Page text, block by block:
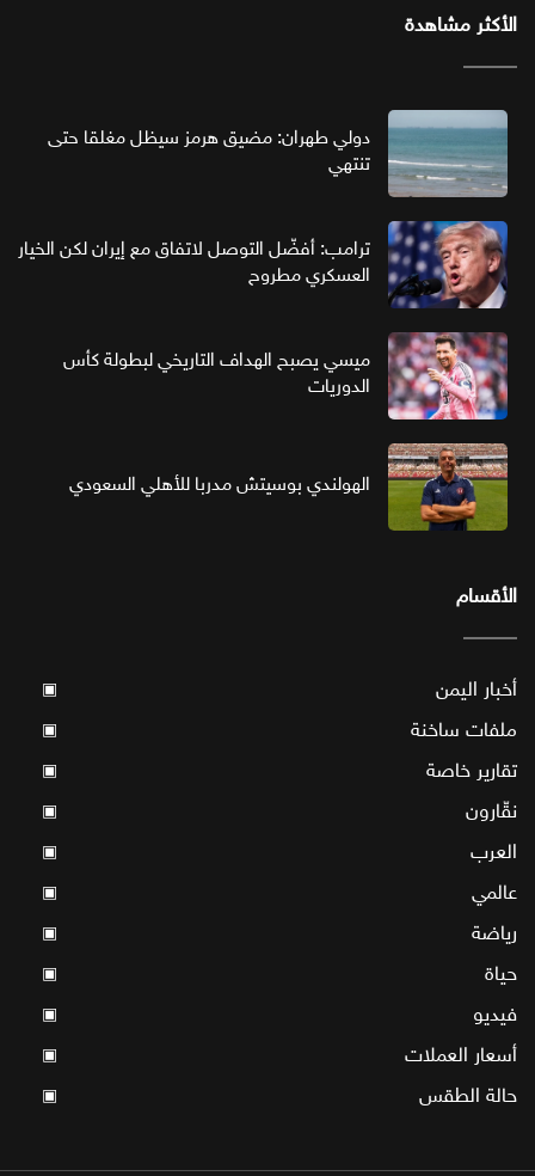
الأكثر مشاهدة
دولي طهران: مضيق هرمز سيظل مغلقا حتى
تنتهي
ترامب: أفضّل التوصل لاتفاق مع إيران لكن الخيار
العسكري مطروح
ميسي يصبح الهداف التاريخي لبطولة كأس
الدوريات
الهولندي بوسيتش مدربا للأهلي السعودي
الأقسام
أخبار اليمن ▣
ملفات ساخنة ▣
تقارير خاصة ▣
نقّارون ▣
العرب ▣
عالمي ▣
رياضة ▣
حياة ▣
فيديو ▣
أسعار العملات ▣
حالة الطقس ▣